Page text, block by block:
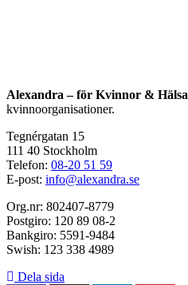
Alexandra – för Kvinnor & Hälsa
kvinnoorganisationer.
Tegnérgatan 15
111 40 Stockholm
Telefon: 08-20 51 59
E-post: info@alexandra.se
Org.nr: 802407-8779
Postgiro: 120 89 08-2
Bankgiro: 5591-9484
Swish: 123 338 4989
Dela sida